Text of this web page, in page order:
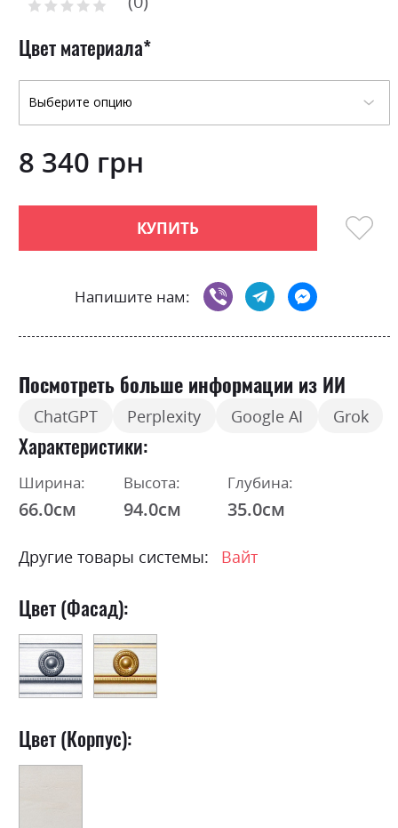
of
the
images
gallery
Рейтинг:
Цвет материала
8 340 грн
КУПИТЬ
Напишите нам:
Посмотреть больше информации из ИИ
ChatGPT Perplexity Google AI Grok
Характеристики
Ширина:
66.0см
Высота:
94.0см
Глубина:
35.0см
Другие товары системы: Вайт
Цвет (Фасад):
Цвет (Корпус):